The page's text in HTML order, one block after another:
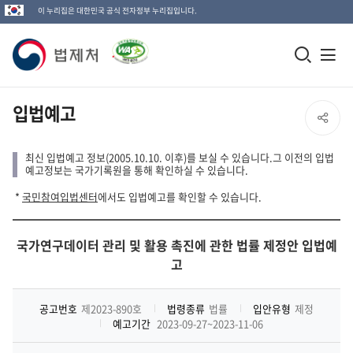
이 누리집은 대한민국 공식 전자정부 누리집입니다.
법
제
처
고
모
색
입법예고
최신 입법예고 정보(2005.10.10. 이후)를 보실 수 있습니다.그 이전의 입법
예고정보는 국가기록원을 통해 확인하실 수 있습니다.
SNS
공
열
기
* 국민참여입법센터에서도 입법예고를 확인할 수 있습니다.
국가연구데이터 관리 및 활용 촉진에 관한 법률 제정안 입법예
고
공고번호 제2023-890호 법령종류 법률 입안유형 제정
예고기간 2023-09-27~2023-11-06